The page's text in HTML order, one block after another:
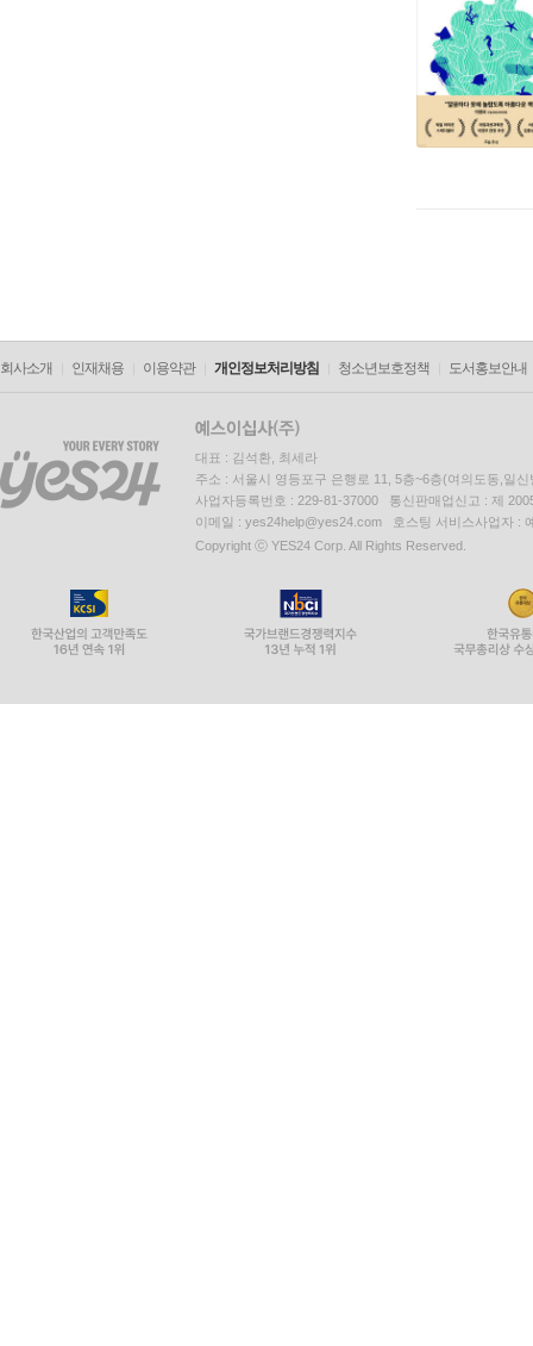
회사소개 인재채용 이용약관 개인정보처리방침 청소년보호정책 도서홍보안내
대표 : 김석환, 최세라
주소 : 서울시 영등포구 은행로 11, 5층~6층(여의도동,일신
사업자등록번호 : 229-81-37000 통신판매업신고 : 제
이메일 : yes24help@yes24.com 호스팅 서비스사업자 :
Copyright ⓒ YES24 Corp. All Rights Reserved.